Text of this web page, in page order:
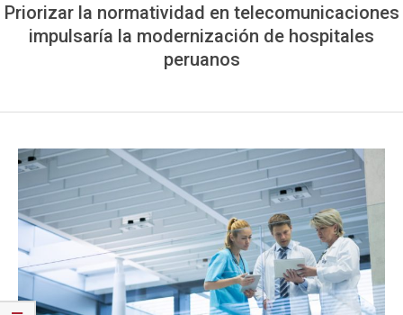
Priorizar la normatividad en telecomunicaciones
impulsaría la modernización de hospitales
peruanos